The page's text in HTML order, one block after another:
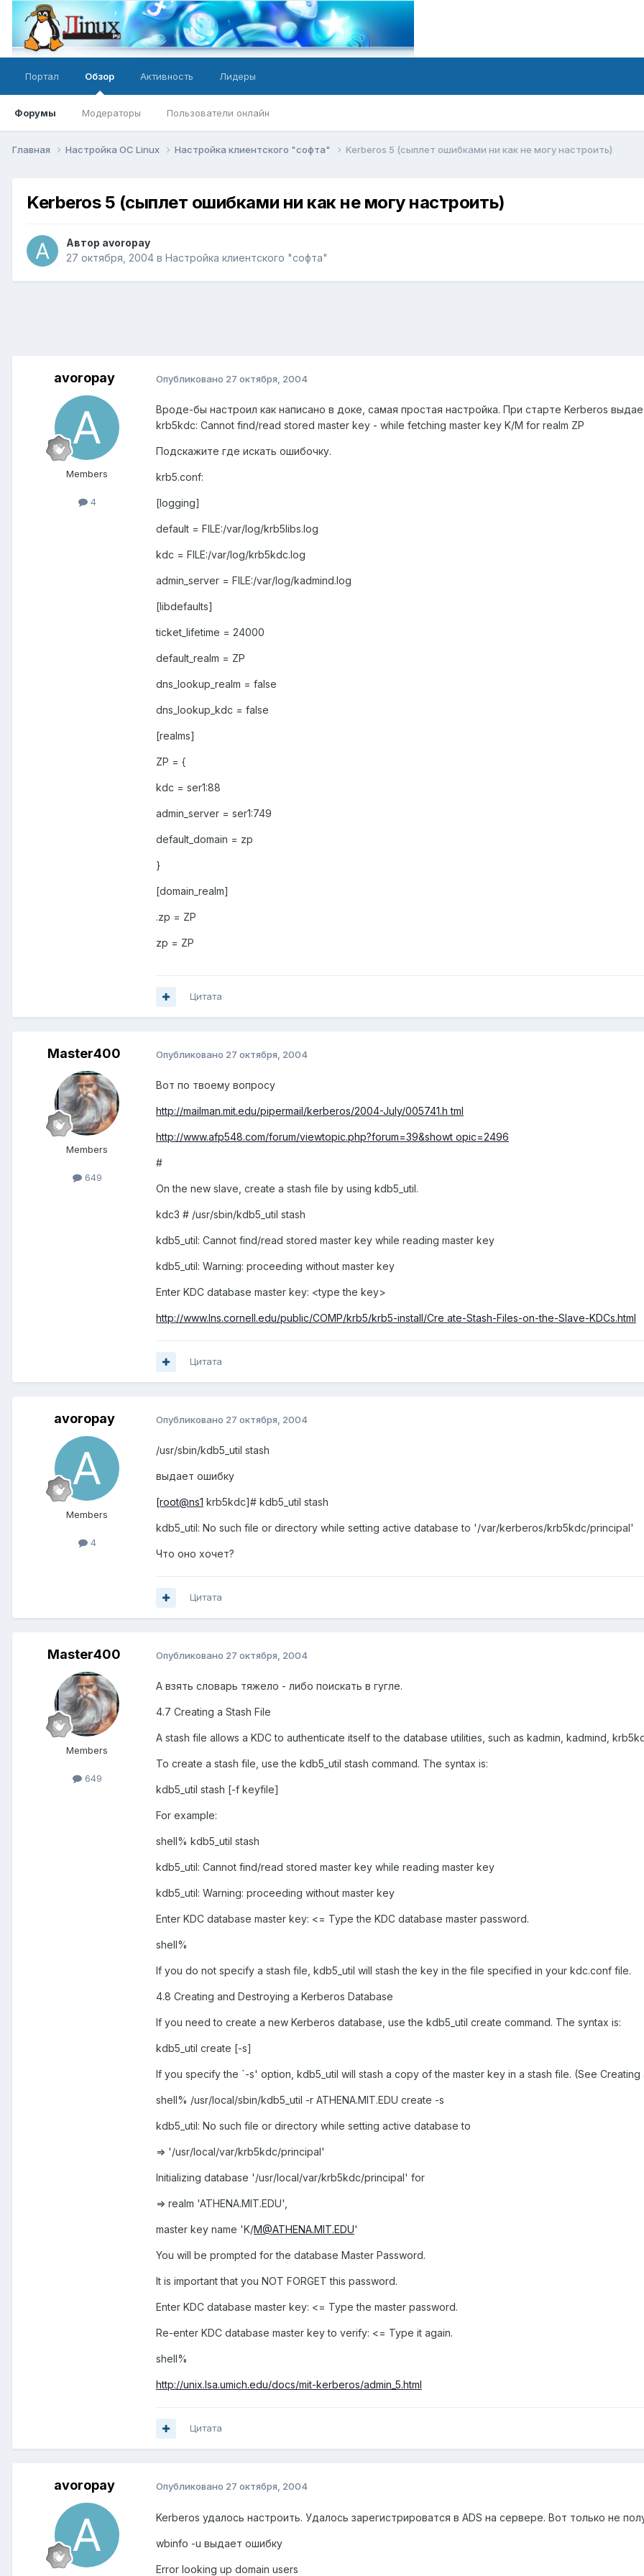
Портал Обзор
Форумы Модераторы Пользователи онлайн
Активность Лидеры
Главная Настройка ОС Linux Настройка клиентского "софта" Kerberos 5 (сыплет ошибками ни как не могу настроить)
Kerberos 5 (сыплет ошибками ни как не могу настроить)
Автор avoropay
27 октября, 2004 в Настройка клиентского "софта"
avoropay
Members
4
Опубликовано 27 октября, 2004
Вроде-бы настроил как написано в доке, самая простая настройка. При старте Kerberos
krb5kdc: Cannot find/read stored master key - while fetching master key K/M for realm ZP
Подскажите где искать ошибочку.
krb5.conf:
[logging]
default = FILE:/var/log/krb5libs.log
kdc = FILE:/var/log/krb5kdc.log
admin_server = FILE:/var/log/kadmind.log
[libdefaults]
ticket_lifetime = 24000
default_realm = ZP
dns_lookup_realm = false
dns_lookup_kdc = false
[realms]
ZP = {
kdc = ser1:88
admin_server = ser1:749
default_domain = zp
}
[domain_realm]
.zp = ZP
zp = ZP
Цитата
Master400
Members
649
Опубликовано 27 октября, 2004
Вот по твоему вопросу
http://mailman.mit.edu/pipermail/kerberos/2004-July/005741.h tml
http://www.afp548.com/forum/viewtopic.php?forum=39&showt opic=2496
#
On the new slave, create a stash file by using kdb5_util.
kdc3 # /usr/sbin/kdb5_util stash
kdb5_util: Cannot find/read stored master key while reading master key
kdb5_util: Warning: proceeding without master key
Enter KDC database master key: <type the key>
http://www.lns.cornell.edu/public/COMP/krb5/krb5-install/Cre ate-Stash-Files-on-the-Slave-KDCs.html
Цитата
avoropay
Members
4
Опубликовано 27 октября, 2004
/usr/sbin/kdb5_util stash
выдает ошибку
[root@ns1 krb5kdc]# kdb5_util stash
kdb5_util: No such file or directory while setting active database to '/var/kerberos/krb5kdc/principal'
Что оно хочет?
Цитата
Master400
Members
649
Опубликовано 27 октября, 2004
А взять словарь тяжело - либо поискать в гугле.
4.7 Creating a Stash File
A stash file allows a KDC to authenticate itself to the database utilities, such as kadmin, kadmind,
To create a stash file, use the kdb5_util stash command. The syntax is:
kdb5_util stash [-f keyfile]
For example:
shell% kdb5_util stash
kdb5_util: Cannot find/read stored master key while reading master key
kdb5_util: Warning: proceeding without master key
Enter KDC database master key: <= Type the KDC database master password.
shell%
If you do not specify a stash file, kdb5_util will stash the key in the file specified in your kdc.conf file.
4.8 Creating and Destroying a Kerberos Database
If you need to create a new Kerberos database, use the kdb5_util create command. The syntax is:
kdb5_util create [-s]
If you specify the `-s' option, kdb5_util will stash a copy of the master key in a stash file. (See Creating
shell% /usr/local/sbin/kdb5_util -r ATHENA.MIT.EDU create -s
kdb5_util: No such file or directory while setting active database to
=> '/usr/local/var/krb5kdc/principal'
Initializing database '/usr/local/var/krb5kdc/principal' for
=> realm 'ATHENA.MIT.EDU',
master key name 'K/M@ATHENA.MIT.EDU'
You will be prompted for the database Master Password.
It is important that you NOT FORGET this password.
Enter KDC database master key: <= Type the master password.
Re-enter KDC database master key to verify: <= Type it again.
shell%
http://unix.lsa.umich.edu/docs/mit-kerberos/admin_5.html
Цитата
avoropay Опубликовано 27 октября, 2004
Kerberos удалось настроить. Удалось зарегистрироватся в ADS на сервере. Вот только не
wbinfo -u выдает ошибку
Error looking up domain users